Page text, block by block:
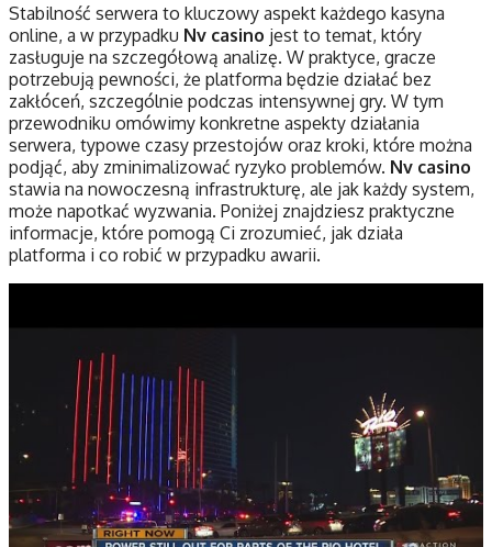
Stabilność serwera to kluczowy aspekt każdego kasyna
online, a w przypadku Nv casino jest to temat, który
zasługuje na szczegółową analizę. W praktyce, gracze
potrzebują pewności, że platforma będzie działać bez
zakłóceń, szczególnie podczas intensywnej gry. W tym
przewodniku omówimy konkretne aspekty działania
serwera, typowe czasy przestojów oraz kroki, które można
podjąć, aby zminimalizować ryzyko problemów. Nv casino
stawia na nowoczesną infrastrukturę, ale jak każdy system,
może napotkać wyzwania. Poniżej znajdziesz praktyczne
informacje, które pomogą Ci zrozumieć, jak działa
platforma i co robić w przypadku awarii.